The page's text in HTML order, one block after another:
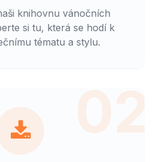
knihovnu vánočních
si tu, která se hodí k
tématu a stylu.